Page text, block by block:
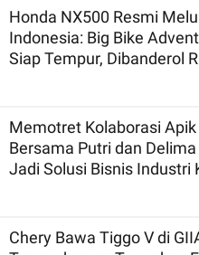
Honda NX500 Resmi
Indonesia: Big Bike
Siap Tempur, Dibanderol
Memotret Kolaborasi Apik
Bersama Putri dan
Jadi Solusi Bisnis Industri
Chery Bawa Tiggo V di